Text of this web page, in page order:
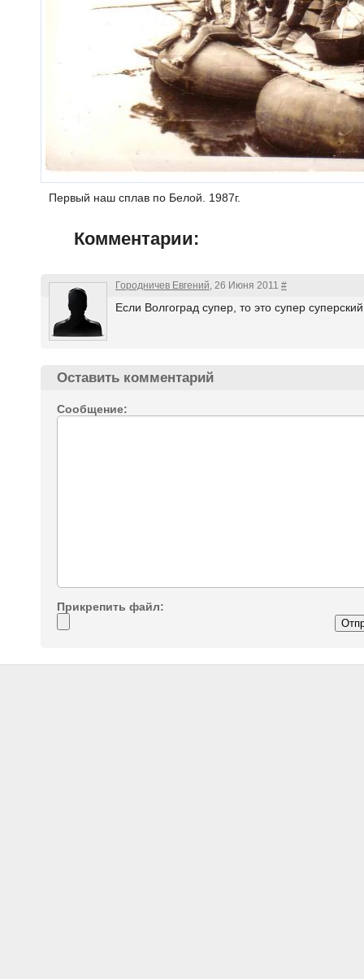
Первый наш сплав по Белой. 1987г.
Комментарии:
Городничев Евгений , 26 Июня 2011 #
Если Волгоград супер, то это супер
Оставить комментарий
Сообщение:
Прикрепить файл: